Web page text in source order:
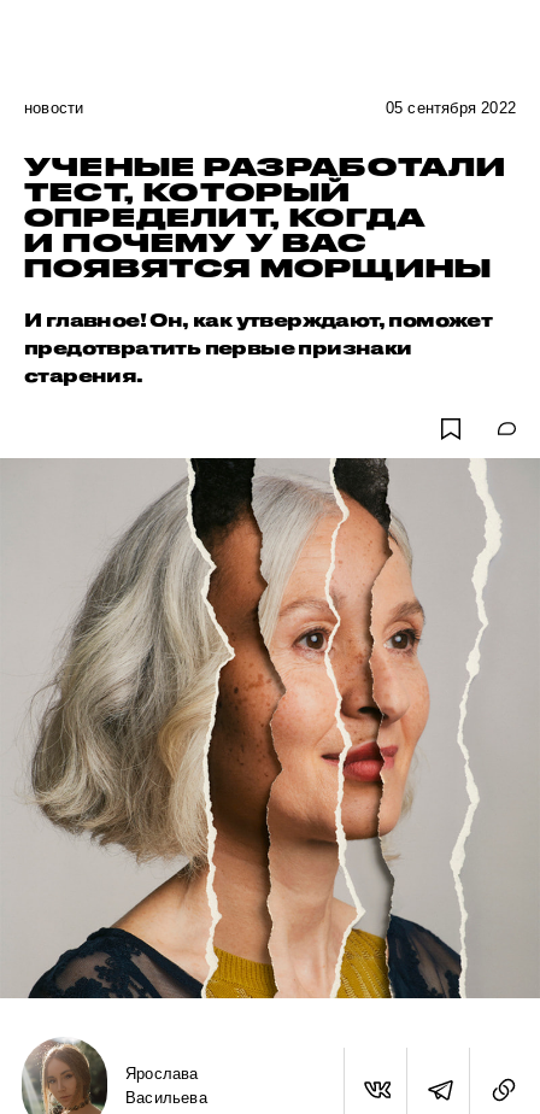
новости 05 сентября 2022
УЧЕНЫЕ РАЗРАБОТАЛИ
ТЕСТ, КОТОРЫЙ
ОПРЕДЕЛИТ, КОГДА
И ПОЧЕМУ У ВАС
ПОЯВЯТСЯ МОРЩИНЫ
И главное! Он, как утверждают, поможет
предотвратить первые признаки
старения.
Ярослава
Васильева